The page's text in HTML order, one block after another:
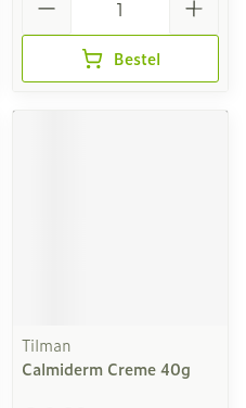
Bestel
Tilman
Calmiderm Creme 40g